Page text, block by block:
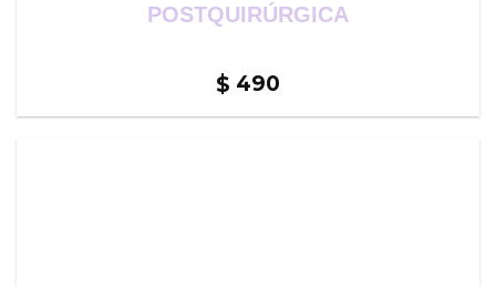
POSTQUIRÚRGICA
$ 490